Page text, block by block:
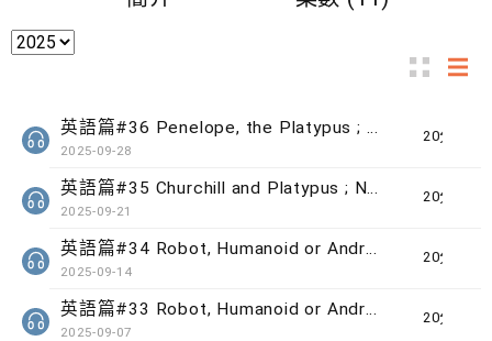
20分鐘
英語篇#36 Penelope, the Platypus ; Inclusion vs Integration
2025-09-28
20分鐘
英語篇#35 Churchill and Platypus ; Nutmeg and Football
2025-09-21
20分鐘
英語篇#34 Robot, Humanoid or Android? (2) ; Equity vs Equality
2025-09-14
20分鐘
英語篇#33 Robot, Humanoid or Android? (1) ; Artist and Artiste
2025-09-07